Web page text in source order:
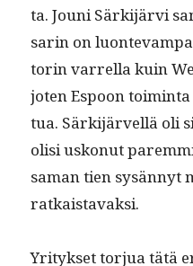
ta. Jouni Särk­i­järvi
sarin on
torin var­rel­la kuin
joten Espoon
tua. Särk­i­järvel­lä oli
olisi uskonut
saman tien sysän­nyt
ratkaistavaksi.
Yri­tyk­set tor­jua tätä